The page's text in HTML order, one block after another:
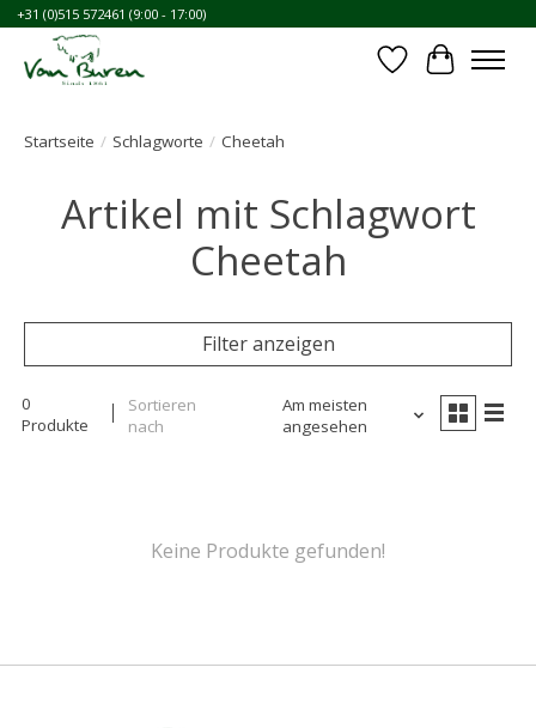
+31 (0)515 572461 (9:00 - 17:00)
Wunschzettel
Ihr
Startseite / Schlagworte / Cheetah
Artikel mit Schlagwort
Cheetah
Filter anzeigen
0
Produkte
Sortieren
nach
Am meisten
angesehen
Keine Produkte gefunden!